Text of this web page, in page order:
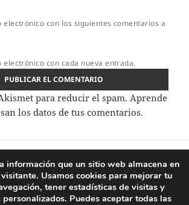
electrónico con los siguientes comentarios a
electrónico con cada nueva entrada.
para reducir el spam. Aprende
los datos de tus comentarios.
pisto
información que un sitio web almacena en
Usamos cookies para mejorar tu
tener estadísticas de visitas y
Puedes aceptar todas las